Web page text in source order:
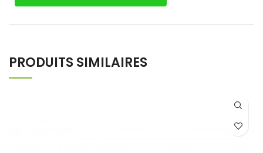
PRODUITS SIMILAIRES